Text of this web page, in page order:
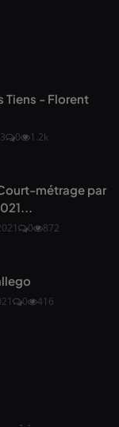
Tiens - Florent
0 1.2k
métrage par
0 872
0 416